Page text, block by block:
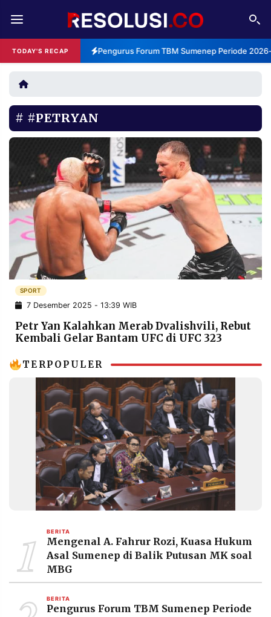
TODAY'S RECAP Pengurus Forum TBM Sumenep Periode
REDAKSI TENTANG
RESOLUSI IKLAN
RUBRIKASI
EDITORIAL AKSARA
FINANSIA PERSONA
DAERAH NASIONAL
MANCA SPORT
INFORMASI
PRIVACY
POLICY WARGA
INFORMASI
IKLAN
KIRIM
PENGADUAN TERM
OF
KAMI
RESOLUSI
MEDIA
PRAMUDITA
©
Resolusi.co
#PETRYAN
SPORT
7 Desember 2025 - 13:39 WIB
Petr Yan Kalahkan Merab Dvalishvili, Rebut
Kembali Gelar Bantam UFC di UFC 323
TERPOPULER
1 BERITA
Mengenal A. Fahrur Rozi, Kuasa Hukum
Asal Sumenep di Balik Putusan MK soal
MBG
BERITA
Pengurus Forum TBM Sumenep Periode